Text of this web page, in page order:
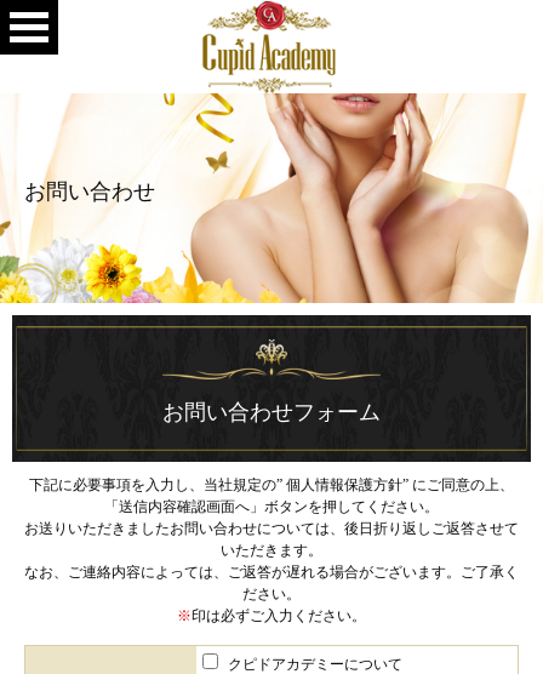
お問い合わせ
お問い合わせフォーム
下記に必要事項を入力し、当社規定の” 個人情報保護方針” にご同意の上、
「送信内容確認画面へ」ボタンを押してください。
お送りいただきましたお問い合わせについては、後日折り返しご返答させて
いただきます。
なお、ご連絡内容によっては、ご返答が遅れる場合がございます。ご了承く
ださい。
※印は必ずご入力ください。
クピドアカデミーについて